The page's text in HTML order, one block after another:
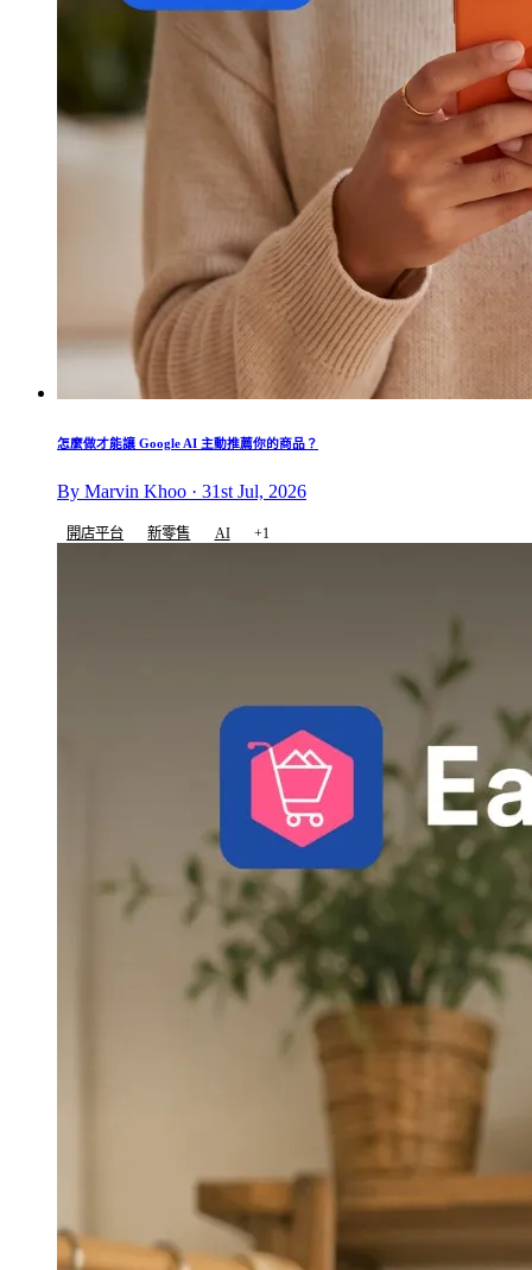
怎麼做才能讓 Google AI 主動推薦你的商品？
By Marvin Khoo · 31st Jul, 2026
開店平台 新零售 AI +1